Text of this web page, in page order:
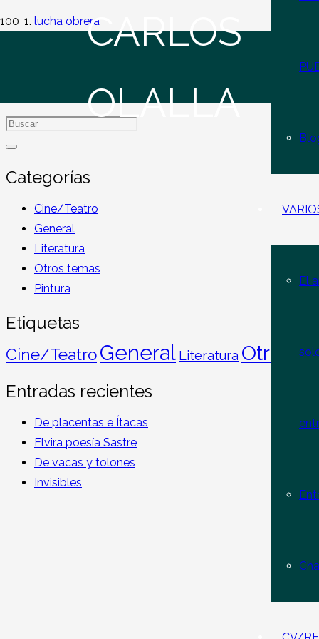
CARLOS
OLALLA
El
lucha obrera
Categorías
Cine/Teatro
General
Literatura
Otros temas
Pintura
Etiquetas
Cine/TeatroGeneral Literatura Otros
Entradas recientes
De placentas e Ítacas
Elvira poesía Sastre
De vacas y tolones
Invisibles